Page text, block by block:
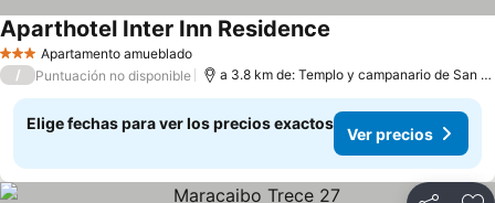
3 EstrellasApartamento amueblado
Aparthotel Inter Inn Residence
/ Puntuación no disponible a 3.8 km de: Templo y campanario de San Francisco de Asís
Elige fechas para ver los precios exactos
Ver precios